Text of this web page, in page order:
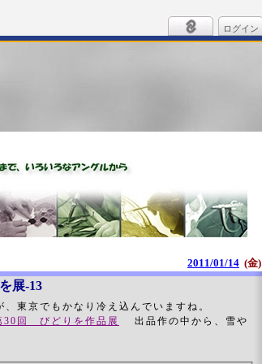
ログイン
2011/01/14 (金)
展-13
東京でもかなり冷え込んでいますね。
30回 びどりを作品展
出品作の中から、雪や